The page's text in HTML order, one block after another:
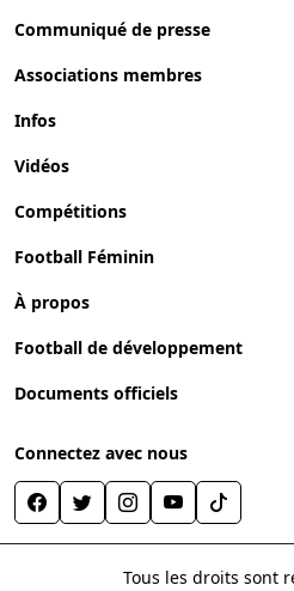
Communiqué de presse
Associations membres
Infos
Vidéos
Compétitions
Football Féminin
À propos
Football de développement
Documents officiels
Connectez avec nous
Tous les droits sont